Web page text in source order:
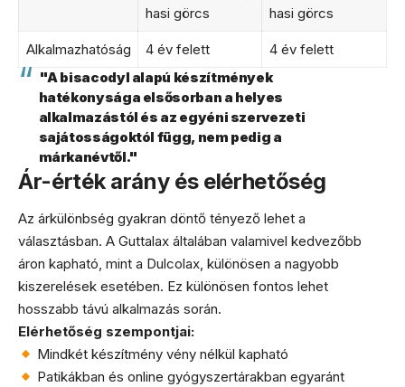
hasi görcs
hasi görcs
Alkalmazhatóság 4 év felett
4 év felett
"A bisacodyl alapú készítmények
hatékonysága elsősorban a helyes
alkalmazástól és az egyéni szervezeti
sajátosságoktól függ, nem pedig a
márkanévtől."
Ár-érték arány és elérhetőség
Az árkülönbség gyakran döntő tényező lehet a
választásban. A Guttalax általában valamivel kedvezőbb
áron kapható, mint a Dulcolax, különösen a nagyobb
kiszerelések esetében. Ez különösen fontos lehet
hosszabb távú alkalmazás során.
Elérhetőség szempontjai:
Mindkét készítmény vény nélkül kapható
Patikákban és online gyógyszertárakban egyaránt